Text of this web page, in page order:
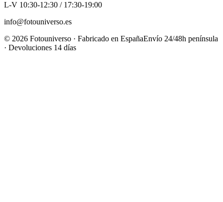
L-V 10:30-12:30 / 17:30-19:00
info@fotouniverso.es
© 2026 Fotouniverso · Fabricado en EspañaEnvío 24/48h península
· Devoluciones 14 días